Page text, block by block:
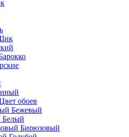
обоев
Бежевый
Белый
Бирюзовый